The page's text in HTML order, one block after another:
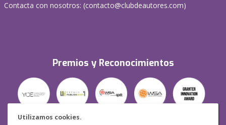
Utilizamos cookies.
Contacta con nosotros: (contacto@clubdeautores.com)
Premios y Reconocimientos